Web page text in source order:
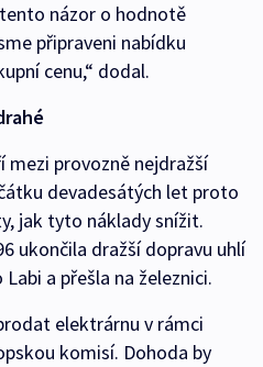
názor o hodnotě
připraveni nabídku
cenu,“ dodal.
mezi provozně nejdražší
devadesátých let proto
jak tyto náklady snížit.
ukončila dražší dopravu uhlí
a přešla na železnici.
elektrárnu v rámci
komisí. Dohoda by